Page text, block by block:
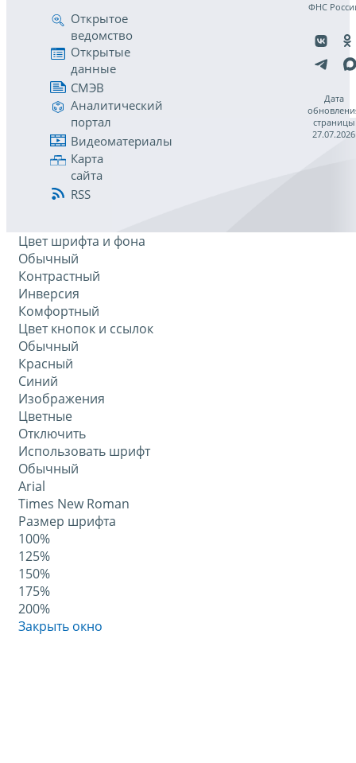
Открытое
ведомство
Открытые
данные
СМЭВ
Аналитический
портал
Видеоматериалы
Карта
сайта
RSS
ФНС
Дата
страницы
27.07.2026
Цвет шрифта и фона
Обычный
Контрастный
Инверсия
Комфортный
Цвет кнопок и ссылок
Обычный
Красный
Синий
Изображения
Цветные
Отключить
Использовать шрифт
Обычный
Arial
Times New Roman
Размер шрифта
100%
125%
150%
175%
200%
Закрыть окно